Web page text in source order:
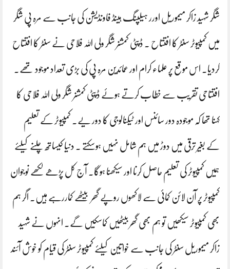
شگر شہید زاکر میموریل اورر ہیلپنگ ہینڈ فاونڈیشن کی جانب سے مرہ پی شگر
میں کمپیوٹر سنٹر کا افتتاح ۔ ڈپٹی کمشنر شگر ولی اللہ فلاحی نے سنٹر کا افتتاح
کردیا۔ اس موقع پر علماء کرام اور عمائدین مرہ پی کی بڑی تعداد موجود تھے۔
افتتاحی تقریب سے خطاب کرتے ہوئے ڈپٹی کمشنر شگر ولی اللہ فلاحی کا
کہنا تھا کہ موجودہ دور سائنس اور ٹیکنالوجی کا دور یے۔ کمپیوٹر کے تعلیم
کے بغیر ترقی میں دوڑ میں ہم شامل نہیں ہوسکتے ۔ دنیا کیساتھ چلنے کیلئے
ہمیں کمپیوٹر کی تعلیم حاصل کرنا اور سیکھنا ہوگا۔ آج کل پڑھے لکھے نوجوان
کمپیوٹر پر آن لائن کمائی سے لاکھوں روپے گھر بیٹھے کماررہے ہیں۔ اگر ہم
بھی کمپیوٹر سیکھیں تو ہم بھی گھر بیٹھیں کماسکیں گے۔ انہوں نے شہید
زاکر میموریل سنٹر کی جانب سے خواتین کیلئے کمپیوٹر سنٹر کی قیام کو خوش آئند